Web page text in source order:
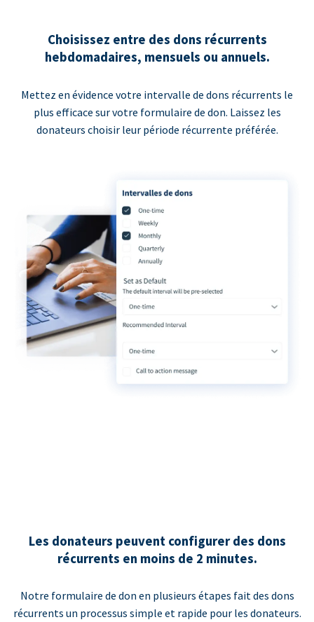
Choisissez entre des dons récurrents
hebdomadaires, mensuels ou annuels.
Mettez en évidence votre intervalle de dons récurrents le
plus efficace sur votre formulaire de don. Laissez les
donateurs choisir leur période récurrente préférée.
Les donateurs peuvent configurer des dons
récurrents en moins de 2 minutes.
Notre formulaire de don en plusieurs étapes fait des dons
récurrents un processus simple et rapide pour les donateurs.